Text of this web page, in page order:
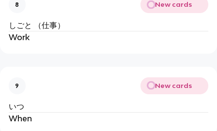
8 New cards
しごと （仕事）
Work
9 New cards
いつ
When